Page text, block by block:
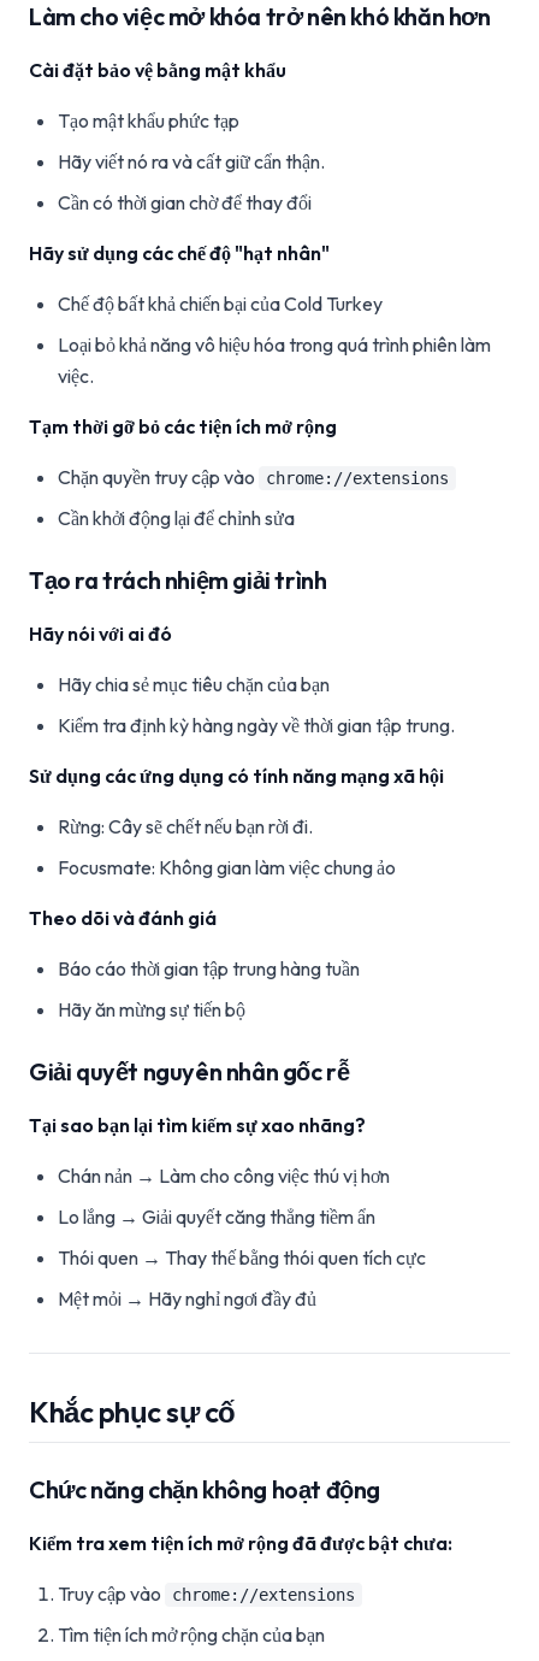
Làm cho việc mở khóa trở nên khó khăn hơn
Cài đặt bảo vệ bằng mật khẩu
Tạo mật khẩu phức tạp
Hãy viết nó ra và cất giữ cẩn thận.
Cần có thời gian chờ để thay đổi
Hãy sử dụng các chế độ "hạt nhân"
Chế độ bất khả chiến bại của Cold Turkey
Loại bỏ khả năng vô hiệu hóa trong quá trình phiên làm
việc.
Tạm thời gỡ bỏ các tiện ích mở rộng
Chặn quyền truy cập vào chrome://extensions
Cần khởi động lại để chỉnh sửa
Tạo ra trách nhiệm giải trình
Hãy nói với ai đó
Hãy chia sẻ mục tiêu chặn của bạn
Kiểm tra định kỳ hàng ngày về thời gian tập trung.
Sử dụng các ứng dụng có tính năng mạng xã hội
Rừng: Cây sẽ chết nếu bạn rời đi.
Focusmate: Không gian làm việc chung ảo
Theo dõi và đánh giá
Báo cáo thời gian tập trung hàng tuần
Hãy ăn mừng sự tiến bộ
Giải quyết nguyên nhân gốc rễ
Tại sao bạn lại tìm kiếm sự xao nhãng?
Chán nản → Làm cho công việc thú vị hơn
Lo lắng → Giải quyết căng thẳng tiềm ẩn
Thói quen → Thay thế bằng thói quen tích cực
Mệt mỏi → Hãy nghỉ ngơi đầy đủ
Khắc phục sự cố
Chức năng chặn không hoạt động
Kiểm tra xem tiện ích mở rộng đã được bật chưa:
Truy cập vào chrome://extensions
Tìm tiện ích mở rộng chặn của bạn